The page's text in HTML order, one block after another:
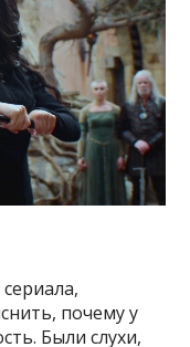
почему у
Были слухи,